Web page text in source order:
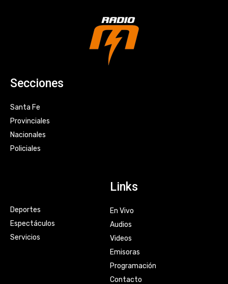
Secciones
Santa Fe
Provinciales
Nacionales
Policiales
Deportes
Espectáculos
Servicios
Links
En Vivo
Audios
Videos
Emisoras
Programación
Contacto